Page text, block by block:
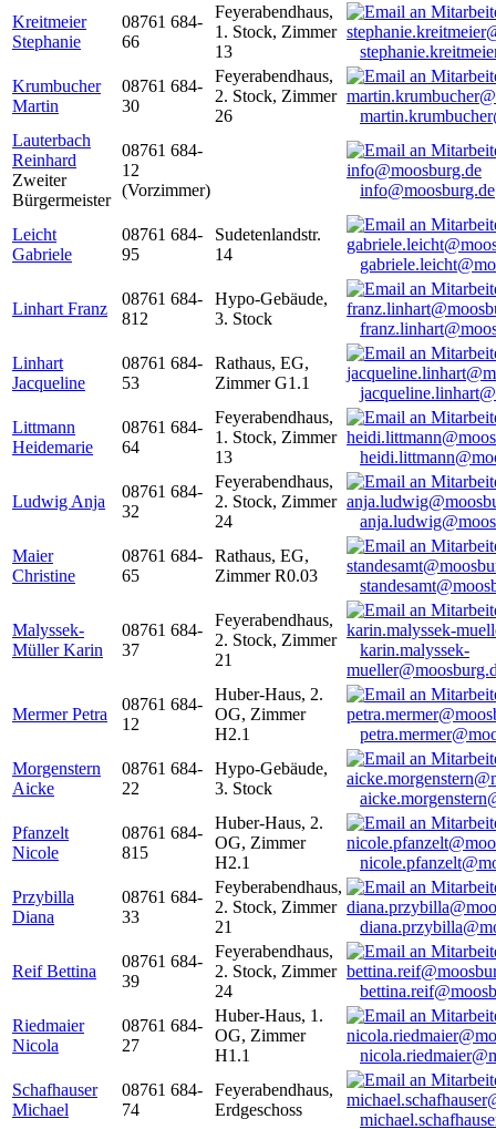
Kreitmeier
Stephanie
08761 684-
66
Feyerabendhaus,
1. Stock, Zimmer
13
Krumbucher
Martin
08761 684-
30
Feyerabendhaus,
2. Stock, Zimmer
26
Lauterbach
Reinhard
Zweiter
Bürgermeister
08761 684-
12
(Vorzimmer)
info@moosburg.de
Leicht
Gabriele
08761 684-
95
Sudetenlandstr.
14
Linhart Franz
08761 684-
812
Hypo-Gebäude,
3. Stock
Linhart
Jacqueline
08761 684-
53
Rathaus, EG,
Zimmer G1.1
Littmann
Heidemarie
08761 684-
64
Feyerabendhaus,
1. Stock, Zimmer
13
Ludwig Anja
08761 684-
32
Feyerabendhaus,
2. Stock, Zimmer
24
Maier
Christine
08761 684-
65
Rathaus, EG,
Zimmer R0.03
Malyssek-
Müller Karin
08761 684-
37
Feyerabendhaus,
2. Stock, Zimmer
21
karin.malyssek-
Mermer Petra
08761 684-
12
Huber-Haus, 2.
OG, Zimmer
H2.1
Morgenstern
Aicke
08761 684-
22
Hypo-Gebäude,
3. Stock
Pfanzelt
Nicole
08761 684-
815
Huber-Haus, 2.
OG, Zimmer
H2.1
Przybilla
Diana
08761 684-
33
Feyberabendhaus,
2. Stock, Zimmer
21
Reif Bettina
08761 684-
39
Feyerabendhaus,
2. Stock, Zimmer
24
Riedmaier
Nicola
08761 684-
27
Huber-Haus, 1.
OG, Zimmer
H1.1
Schafhauser
Michael
08761 684-
74
Feyerabendhaus,
Erdgeschoss